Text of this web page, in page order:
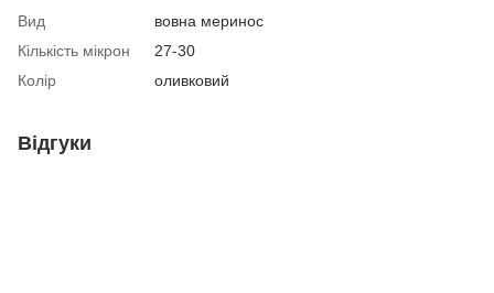
Вид
вовна меринос
Кількість мікрон
27-30
Колір
оливковий
Відгуки